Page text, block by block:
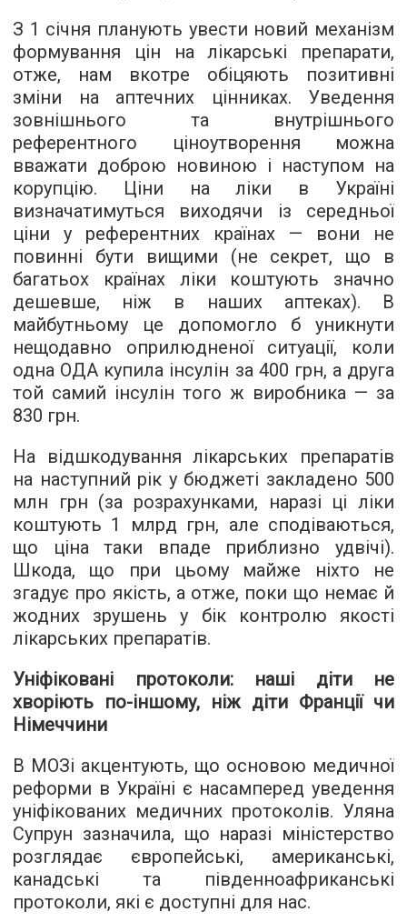
З 1 січня планують увести новий механізм
формування цін на лікарські препарати,
отже, нам вкотре обіцяють позитивні
зміни на аптечних цінниках. Уведення
зовнішнього та внутрішнього
референтного ціноутворення можна
вважати доброю новиною і наступом на
корупцію. Ціни на ліки в Україні
визначатимуться виходячи із середньої
ціни у референтних країнах — вони не
повинні бути вищими (не секрет, що в
багатьох країнах ліки коштують значно
дешевше, ніж в наших аптеках). В
майбутньому це допомогло б уникнути
нещодавно оприлюдненої ситуації, коли
одна ОДА купила інсулін за 400 грн, а друга
той самий інсулін того ж виробника — за
830 грн.
На відшкодування лікарських препаратів
на наступний рік у бюджеті закладено 500
млн грн (за розрахунками, наразі ці ліки
коштують 1 млрд грн, але сподіваються,
що ціна таки впаде приблизно удвічі).
Шкода, що при цьому майже ніхто не
згадує про якість, а отже, поки що немає й
жодних зрушень у бік контролю якості
лікарських препаратів.
Уніфіковані протоколи: наші діти не
хворіють по-іншому, ніж діти Франції чи
Німеччини
В МОЗі акцентують, що основою медичної
реформи в Україні є насамперед уведення
уніфікованих медичних протоколів. Уляна
Супрун зазначила, що наразі міністерство
розглядає європейські, американські,
канадські та південноафриканські
протоколи, які є доступні для нас.